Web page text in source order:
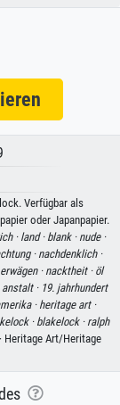
Verfügbar als
oder Japanpapier.
·land · blank · nude ·
· nachdenklich ·
erwägen · nacktheit · öl
· 19. jahrhundert
·heritage art ·
· blakelock · ralph
Heritage Art/Heritage